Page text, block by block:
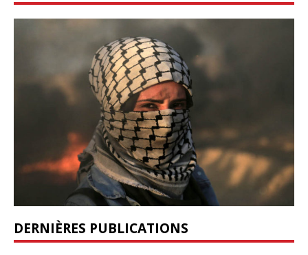
DERNIÈRES PUBLICATIONS